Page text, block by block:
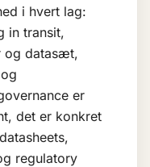
i hvert lag:
in transit,
og datasæt,
er
det er konkret
regulatory